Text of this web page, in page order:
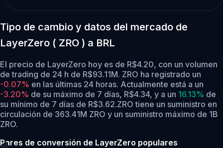
Tipo de cambio y datos del mercado de
LayerZero ( ZRO ) a BRL
El precio de LayerZero hoy es de R$4.20, con un volumen
de trading de 24 h de R$93.11M. ZRO ha registrado un
-0.07% en las últimas 24 horas. Actualmente está a un
-3.20% de su máximo de 7 días, R$4.34, y a un 16.13% de
su mínimo de 7 días de R$3.62.ZRO tiene un suministro en
circulación de 363.41M ZRO y un suministro máximo de 1B
ZRO.
Pares de conversión de LayerZero populares